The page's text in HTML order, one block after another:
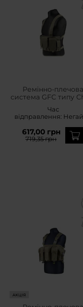
Ремінно-плечова
система GFC типу
Час
відправлення:
617,00 грн
719,35 грн
АКЦІЯ